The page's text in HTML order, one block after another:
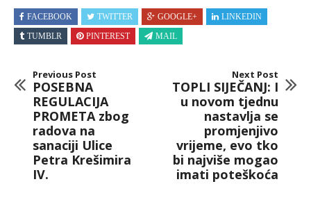
FACEBOOK TWITTER GOOGLE+
LINKEDIN
TUMBLR
PINTEREST MAIL
Previous Post
POSEBNA
REGULACIJA
PROMETA zbog
radova na
sanaciji Ulice
Petra Krešimira
IV.
Next Post
TOPLI SIJEČANJ: I
u novom tjednu
nastavlja se
promjenjivo
vrijeme, evo tko
bi najviše mogao
imati poteškoća